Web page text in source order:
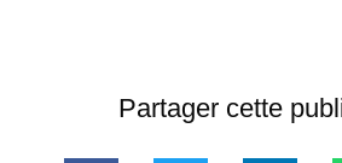
Partager cette